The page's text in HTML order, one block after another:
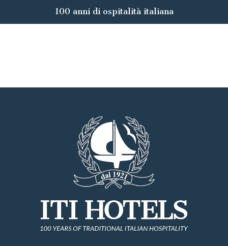
100 anni di ospitalità italiana